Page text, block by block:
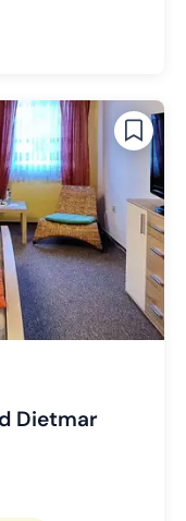
wechseln
2 wechseln
wechseln
wechseln
Dietmar